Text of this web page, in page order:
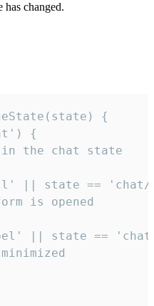
has changed.
{
{
the chat state
|| state ==
is opened
|| state ==